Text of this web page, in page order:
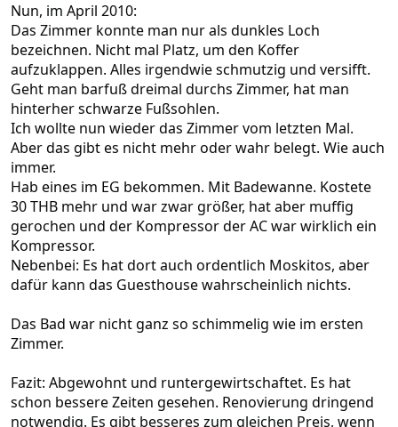
Nun, im April 2010:
Das Zimmer konnte man nur als dunkles Loch
bezeichnen. Nicht mal Platz, um den Koffer
aufzuklappen. Alles irgendwie schmutzig und versifft.
Geht man barfuß dreimal durchs Zimmer, hat man
hinterher schwarze Fußsohlen.
Ich wollte nun wieder das Zimmer vom letzten Mal.
Aber das gibt es nicht mehr oder wahr belegt. Wie auch
immer.
Hab eines im EG bekommen. Mit Badewanne. Kostete
30 THB mehr und war zwar größer, hat aber muffig
gerochen und der Kompressor der AC war wirklich ein
Kompressor.
Nebenbei: Es hat dort auch ordentlich Moskitos, aber
dafür kann das Guesthouse wahrscheinlich nichts.
Das Bad war nicht ganz so schimmelig wie im ersten
Zimmer.
Fazit: Abgewohnt und runtergewirtschaftet. Es hat
schon bessere Zeiten gesehen. Renovierung dringend
notwendig. Es gibt besseres zum gleichen Preis, wenn